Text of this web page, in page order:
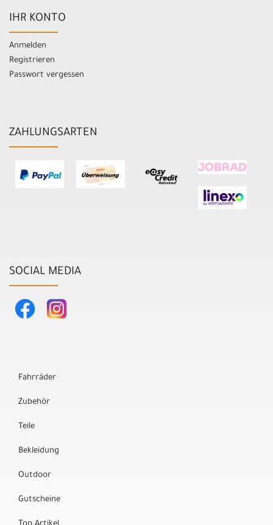
IHR KONTO
Anmelden
Registrieren
Passwort vergessen
ZAHLUNGSARTEN
SOCIAL MEDIA
Fahrräder
Zubehör
Teile
Bekleidung
Outdoor
Gutscheine